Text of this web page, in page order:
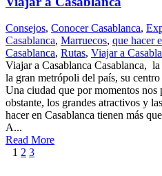
Consejos, Conocer Casablanca,
Casablanca, Marruecos, que hacer
Casablanca, Rutas, Viajar a
Viajar a Casablanca Casablanca,
la gran metrópoli del país, su
Una ciudad que por momentos nos
obstante, los grandes atractivos y
hacer en Casablanca tienen más
A...
Read More
1 2 3